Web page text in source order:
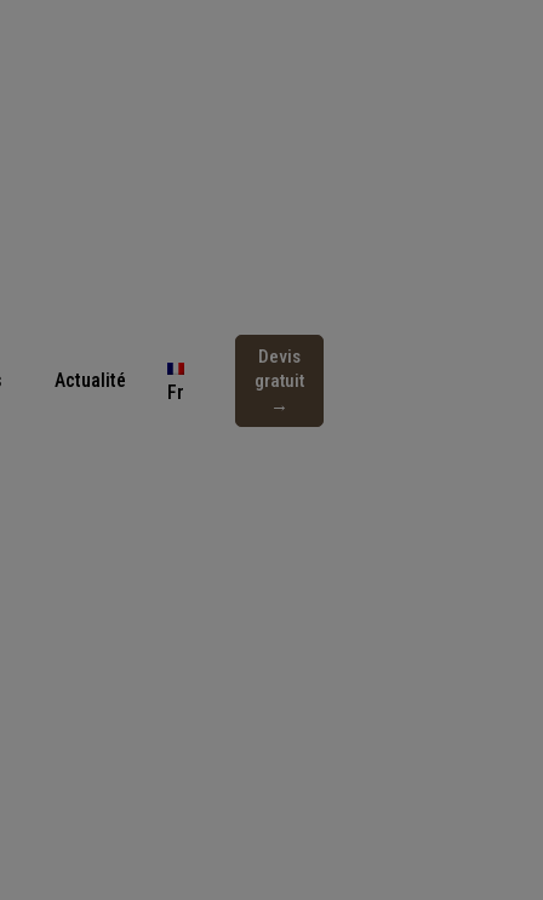
Actualité
Fr
Devis
gratuit
→